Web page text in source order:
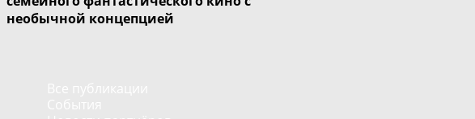
необычной концепцией